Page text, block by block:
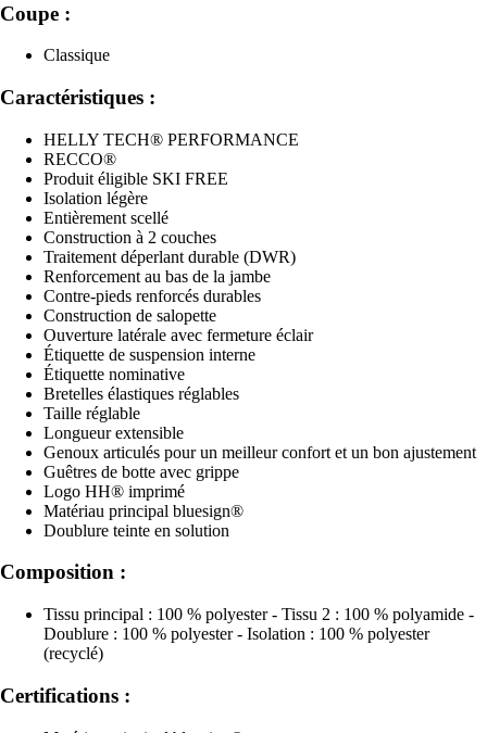
Coupe :
Classique
Caractéristiques :
HELLY TECH® PERFORMANCE
RECCO®
Produit éligible SKI FREE
Isolation légère
Entièrement scellé
Construction à 2 couches
Traitement déperlant durable (DWR)
Renforcement au bas de la jambe
Contre-pieds renforcés durables
Construction de salopette
Ouverture latérale avec fermeture éclair
Étiquette de suspension interne
Étiquette nominative
Bretelles élastiques réglables
Taille réglable
Longueur extensible
Genoux articulés pour un meilleur confort et un bon ajustement
Guêtres de botte avec grippe
Logo HH® imprimé
Matériau principal bluesign®
Doublure teinte en solution
Composition :
Tissu principal : 100 % polyester - Tissu 2 : 100 % polyamide -
Doublure : 100 % polyester - Isolation : 100 % polyester
(recyclé)
Certifications :